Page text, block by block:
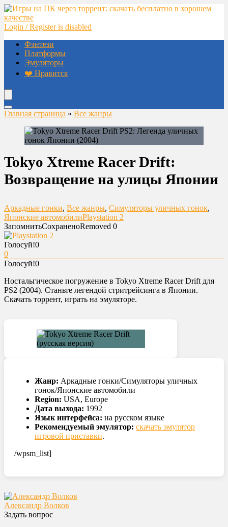
Login / Register is disabled
Фэнтези
Платформы
Эмуляторы
❤️ Нравится
Главная страница » Все жанры
Tokyo Xtreme Racer Drift:
Возвращение на улицы Японии
Аркадные гонки, Все жанры, Симуляторы уличных гонок,
Японские автомобилиPlaystation 2
ЗапомнитьСохраненоRemoved 0
Голосуй!0
0
Голосуй!0
Ностальгическое погружение в Tokyo Xtreme Racer Drift для
PS2 (2004). Станьте легендой стритрейсинга в Японии.
Скачать торрент, играть на эмуляторе.
Жанр: Аркадные гонки/Симуляторы уличных
гонок/Японские автомобили
Region: USA, Europe
Дата выхода: 1992
Язык интерфейса: на русском языке
Рекомендуемый эмулятор: скачать эмулятор
игровой приставки.
/wpsm_list]
Александр Волков
Задать вопрос